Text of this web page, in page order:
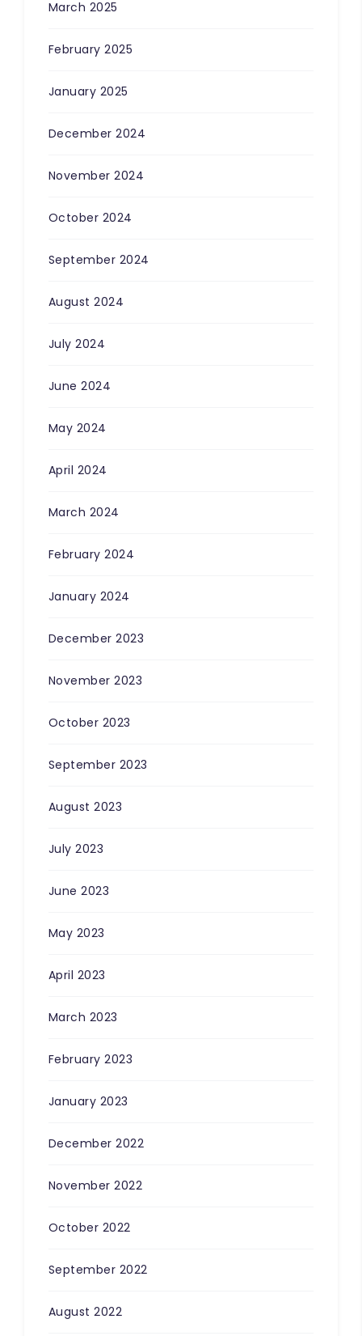
March 2025
February 2025
January 2025
December 2024
November 2024
October 2024
September 2024
August 2024
July 2024
June 2024
May 2024
April 2024
March 2024
February 2024
January 2024
December 2023
November 2023
October 2023
September 2023
August 2023
July 2023
June 2023
May 2023
April 2023
March 2023
February 2023
January 2023
December 2022
November 2022
October 2022
September 2022
August 2022